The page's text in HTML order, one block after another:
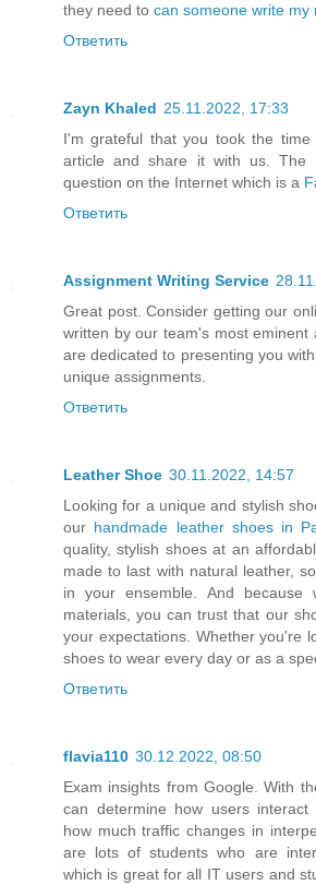
they need to can someone write my
Ответить
Zayn Khaled 25.11.2022, 17:33
I'm grateful that you took the
article and share it with us. The
question on the Internet which is a
Ответить
Assignment Writing Service
Great post. Consider getting our
written by our team's most eminent
are dedicated to presenting you
unique assignments.
Ответить
Leather Shoe 30.11.2022, 14:57
Looking for a unique and stylish
our handmade leather shoes in
quality, stylish shoes at an
made to last with natural leather,
in your ensemble. And
materials, you can trust that our
your expectations. Whether you're
shoes to wear every day or as a
Ответить
flavia110 30.12.2022, 08:50
Exam insights from Google. With
can determine how users
how much traffic changes in
are lots of students who are
which is great for all IT users and